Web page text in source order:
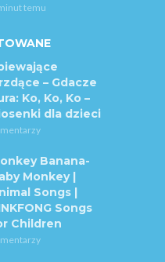
temu
– Gdacze
Ko, Ko, Ko –
dla dzieci
Banana-
Monkey |
Songs |
Songs
Children